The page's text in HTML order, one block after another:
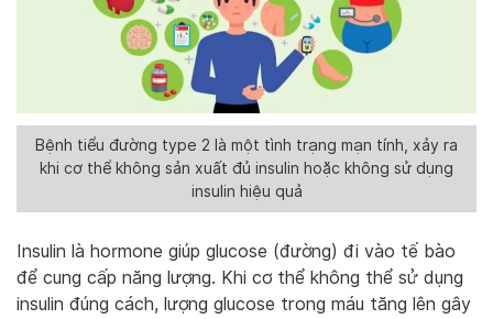
Bệnh tiểu đường type 2 là một tình trạng mạn tính, xảy ra
khi cơ thể không sản xuất đủ insulin hoặc không sử dụng
insulin hiệu quả
Insulin là hormone giúp glucose (đường) đi vào tế bào
để cung cấp năng lượng. Khi cơ thể không thể sử dụng
insulin đúng cách, lượng glucose trong máu tăng lên gây